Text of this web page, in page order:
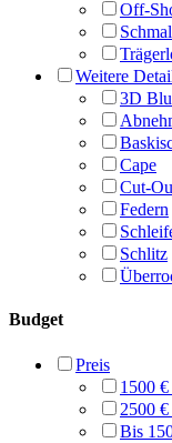
Off-
Weitere
3D
Cape
Cut-
Federn
Schlitz
Budget
Preis
1500
2500
Bis